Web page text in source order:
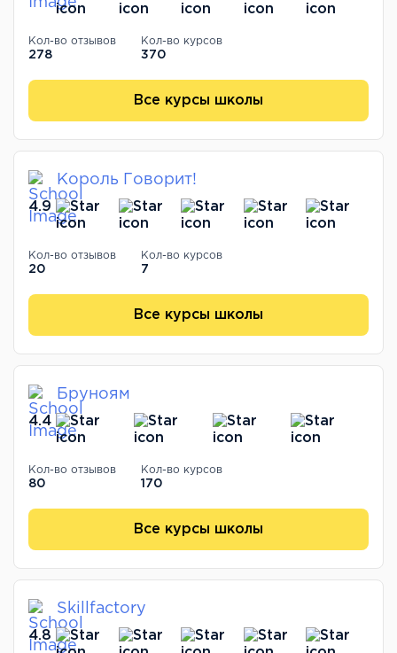
Кол-во отзывов
278
Кол-во курсов
370
Все курсы школы
Король Говорит!
4.9
Кол-во отзывов
20
Кол-во курсов
7
Все курсы школы
Бруноям
4.4
Кол-во отзывов
80
Кол-во курсов
170
Все курсы школы
Skillfactory
4.8